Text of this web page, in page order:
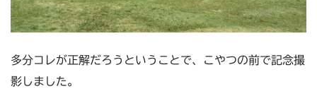
多分コレが正解だろうということで、こやつの前で記念撮
影しました。